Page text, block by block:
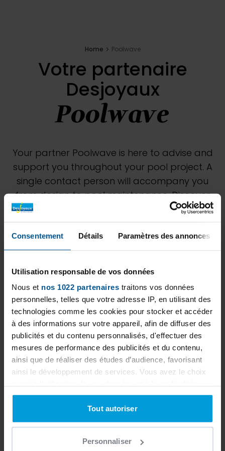
Consentement Détails Paramètres des annonces
Utilisation responsable de vos données
Nous et nos 1022 partenaires traitons vos données
personnelles, telles que votre adresse IP, en utilisant des
technologies comme les cookies pour stocker et accéder
à des informations sur votre appareil, afin de diffuser des
publicités et du contenu personnalisés, d'effectuer des
mesures de performance des publicités et du contenu,
ainsi que de réaliser des études d’audience, favorisant
ainsi le développement de services. Vous avez le choix
Vous pouvez modifier ou retirer votre consentement à
tout moment en consultant la Déclaration relative aux
cookies ou en cliquant sur l'icône de confidentialité.
Si vous le permettez, nous aimerions également :
Tout autoriser
Personnaliser
Configure my pool
Find a Desjoyaux partner
Home Poolwave
Votre partenaire
Desjoyaux
Poolwave
Your partner Poolwave is here to advise and
support you throughout your pool project. A
single contact person will accompany you
from design to pool maintenance. Discover
our unique expertise through our various
achievements. Don't hesitate to ask our
Poolwave team for a personalized study to
best estimate your project.